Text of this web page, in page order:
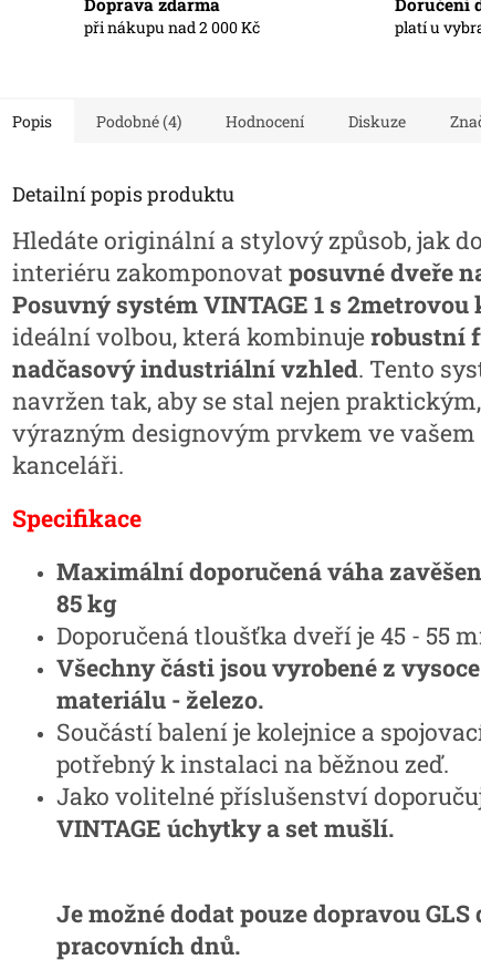
Doprava zdarma
při nákupu nad 2 000 Kč
Doručení
platí u
Popis Podobné (4) Hodnocení Diskuze
Detailní popis produktu
Hledáte originální a stylový způsob, jak
interiéru zakomponovat posuvné dveře
Posuvný systém VINTAGE 1 s
ideální volbou, která kombinujerobustní
nadčasový industriální vzhled. Tento
navržen tak, aby se stal nejen
výrazným designovým prvkem ve vašem
kanceláři.
Specifikace
Maximální doporučená váha
85 kg
Doporučená tloušťka dveří je 45 - 55
Všechny části jsou vyrobené z
materiálu - železo.
Součástí balení je kolejnice a
potřebný k instalaci na běžnou zeď.
Jako volitelné příslušenství
VINTAGE úchytky a set mušlí.
Je možné dodat pouze dopravou GLS
pracovních dnů.